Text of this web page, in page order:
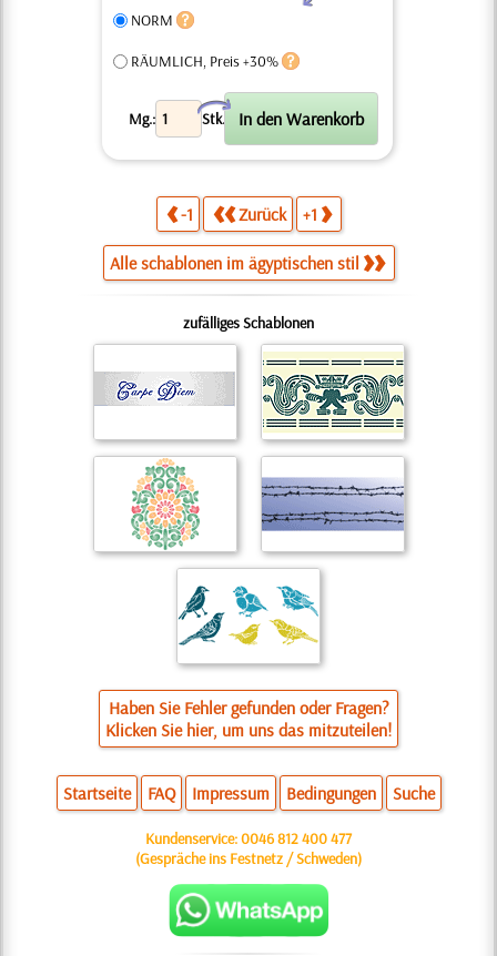
NORM
RÄUMLICH, Preis +30%
Mg.: Stk.
X
-1 Zurück +1
Alle schablonen im ägyptischen stil
zufälliges Schablonen
Haben Sie Fehler gefunden oder Fragen?
Klicken Sie hier, um uns das mitzuteilen!
Startseite FAQ Impressum Bedingungen Suche
Kundenservice:0046 812 400 477
(Gespräche ins Festnetz / Schweden)